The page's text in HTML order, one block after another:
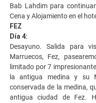
Bab Lahdim para
Cena y Alojamiento en el
FEZ
Día 4:
Desayuno. Salida para
Marruecos, Fez,
limitado por 7
la antigua medina y su
conservada de la medina,
antigua ciudad de Fez.